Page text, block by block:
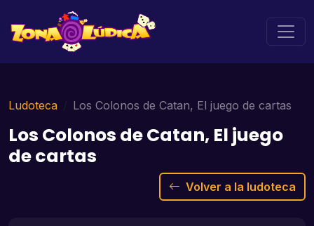
Ludoteca Los Colonos de Catan, El juego de cartas
Los Colonos de Catan, El juego
de cartas
Volver a la ludoteca